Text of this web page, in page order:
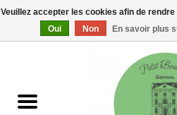
Maisons, vitrines & kits
Veuillez accepter les cookies afin de
Oui
Non En savoir plus